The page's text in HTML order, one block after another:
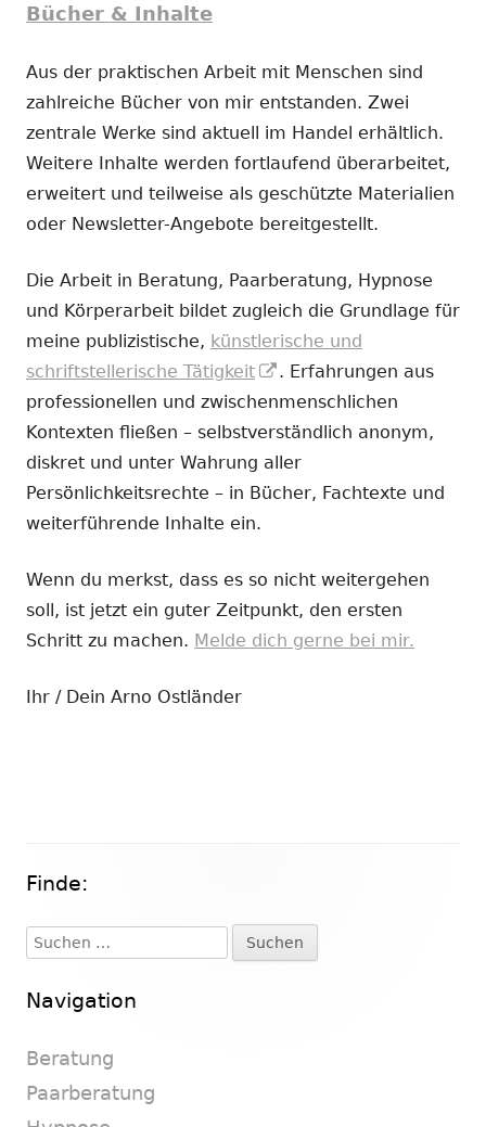
Bücher & Inhalte
Aus der praktischen Arbeit mit Menschen sind
zahlreiche Bücher von mir entstanden. Zwei
zentrale Werke sind aktuell im Handel erhältlich.
Weitere Inhalte werden fortlaufend überarbeitet,
erweitert und teilweise als geschützte Materialien
oder Newsletter-Angebote bereitgestellt.
Die Arbeit in Beratung, Paarberatung, Hypnose
und Körperarbeit bildet zugleich die Grundlage für
meine publizistische, künstlerische und
schriftstellerische Tätigkeit
In
neuem
Fenster
öffnen
. Erfahrungen aus
professionellen und zwischenmenschlichen
Kontexten fließen – selbstverständlich anonym,
diskret und unter Wahrung aller
Persönlichkeitsrechte – in Bücher, Fachtexte und
weiterführende Inhalte ein.
Wenn du merkst, dass es so nicht weitergehen
soll, ist jetzt ein guter Zeitpunkt, den ersten
Schritt zu machen. Melde dich gerne bei mir.
Ihr / Dein Arno Ostländer
Haupt-
Seitenleiste
Finde:
Suchen
nach:
Navigation
Beratung
Paarberatung